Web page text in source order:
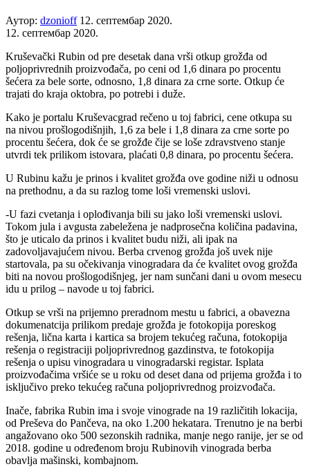
Аутор: dzonioff 12. септембар 2020.
12. септембар 2020.
Kruševački Rubin od pre desetak dana vrši otkup grožđa od
poljoprivrednih proizvođača, po ceni od 1,6 dinara po procentu
šećera za bele sorte, odnosno, 1,8 dinara za crne sorte. Otkup će
trajati do kraja oktobra, po potrebi i duže.
Kako je portalu Kruševacgrad rečeno u toj fabrici, cene otkupa su
na nivou prošlogodišnjih, 1,6 za bele i 1,8 dinara za crne sorte po
procentu šećera, dok će se grožđe čije se loše zdravstveno stanje
utvrdi tek prilikom istovara, plaćati 0,8 dinara, po procentu šećera.
U Rubinu kažu je prinos i kvalitet grožđa ove godine niži u odnosu
na prethodnu, a da su razlog tome loši vremenski uslovi.
-U fazi cvetanja i oplođivanja bili su jako loši vremenski uslovi.
Tokom jula i avgusta zabeležena je nadprosečna količina padavina,
što je uticalo da prinos i kvalitet budu niži, ali ipak na
zadovoljavajućem nivou. Berba crvenog grožđa još uvek nije
startovala, pa su očekivanja vinogradara da će kvalitet ovog grožđa
biti na novou prošlogodišnjeg, jer nam sunčani dani u ovom mesecu
idu u prilog – navode u toj fabrici.
Otkup se vrši na prijemno preradnom mestu u fabrici, a obavezna
dokumenatcija prilikom predaje grožđa je fotokopija poreskog
rešenja, lična karta i kartica sa brojem tekućeg računa, fotokopija
rešenja o registraciji poljoprivrednog gazdinstva, te fotokopija
rešenja o upisu vinogradara u vinogradarski registar. Isplata
proizvođačima vršiće se u roku od deset dana od prijema grožđa i to
isključivo preko tekućeg računa poljoprivrednog proizvođača.
Inače, fabrika Rubin ima i svoje vinograde na 19 različitih lokacija,
od Preševa do Pančeva, na oko 1.200 hekatara. Trenutno je na berbi
angažovano oko 500 sezonskih radnika, manje nego ranije, jer se od
2018. godine u određenom broju Rubinovih vinograda berba
obavlja mašinski, kombajnom.